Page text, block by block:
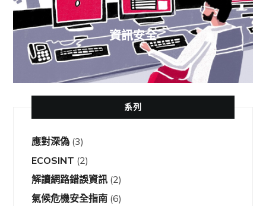
資訊安全
系列
應對深偽 (3)
ECOSINT (2)
解讀網路錯誤資訊 (2)
氣候危機安全指南 (6)